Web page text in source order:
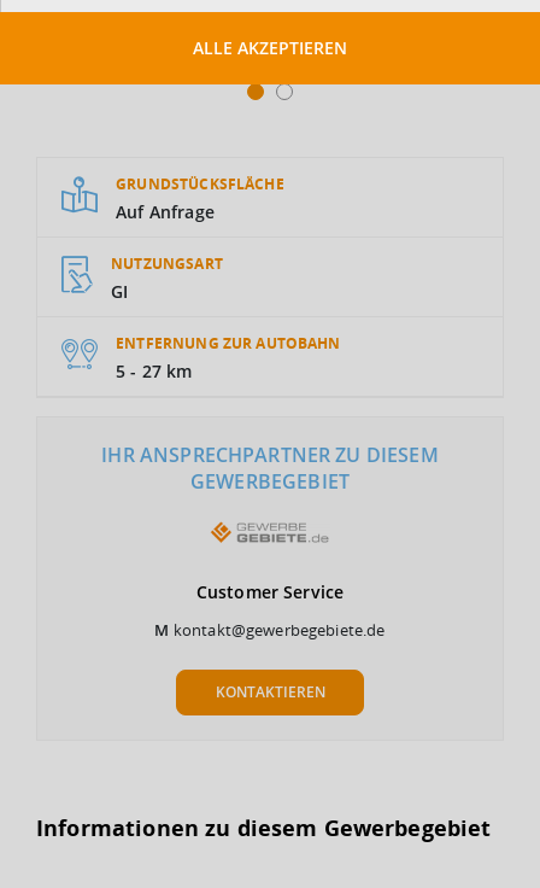
GRUNDSTÜCKSFLÄCHE
Auf Anfrage
NUTZUNGSART
GI
ENTFERNUNG ZUR AUTOBAHN
5 - 27 km
IHR ANSPRECHPARTNER ZU DIESEM
GEWERBEGEBIET
Customer Service
M kontakt@gewerbegebiete.de
KONTAKTIEREN
Informationen zu diesem Gewerbegebiet
ALLE AKZEPTIEREN